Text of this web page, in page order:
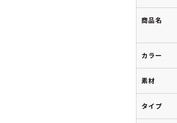
商品名
カラー
素材
タイプ